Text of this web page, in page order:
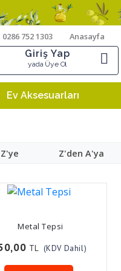
0286 752 1303 Anasayfa
Giriş Yap
yada Üye Ol
Ev Aksesuarları
Z'den A'ya
Metal Tepsi
TL (KDV Dahil)